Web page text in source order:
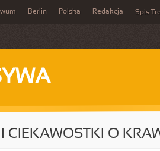
Berlin Polska Redakcja Spis
CIEKAWOSTKI O